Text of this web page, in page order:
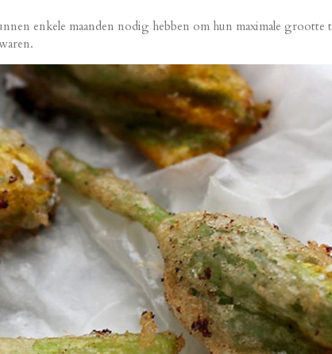
enkele maanden nodig hebben om hun maximale grootte